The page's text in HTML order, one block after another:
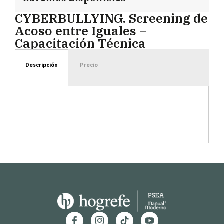
CYBERBULLYING. Screening de
Acoso entre Iguales –
Capacitación Técnica
Descripción Precio